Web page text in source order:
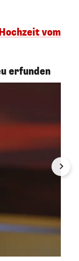
vom
erfunden